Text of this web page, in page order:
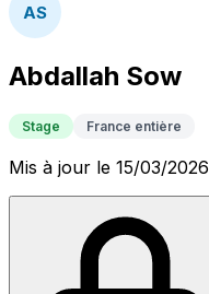
AS
Abdallah Sow
Stage France entière
Mis à jour le 15/03/2026